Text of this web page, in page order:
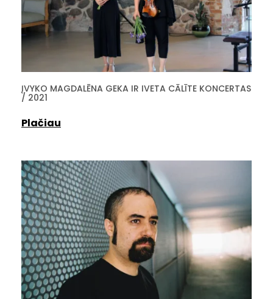
ĮVYKO MAGDALĒNA GEKA IR IVETA CĀLĪTE KONCERTAS
/ 2021
Plačiau